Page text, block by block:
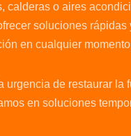
o aires
soluciones
en cualquier
de restaurar
en soluciones